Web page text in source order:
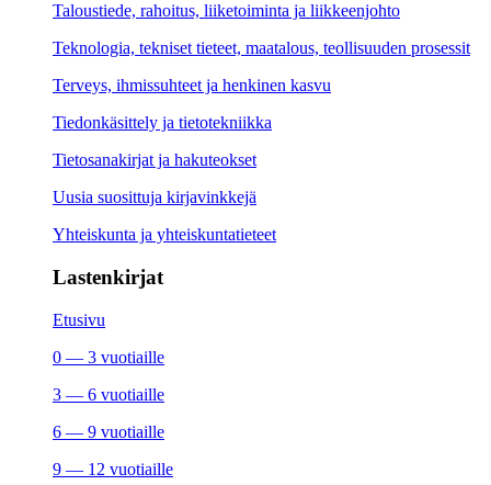
Taloustiede, rahoitus, liiketoiminta ja liikkeenjohto
Teknologia, tekniset tieteet, maatalous, teollisuuden prosessit
Terveys, ihmissuhteet ja henkinen kasvu
Tiedonkäsittely ja tietotekniikka
Tietosanakirjat ja hakuteokset
Uusia suosittuja kirjavinkkejä
Yhteiskunta ja yhteiskuntatieteet
Lastenkirjat
Etusivu
0 — 3 vuotiaille
3 — 6 vuotiaille
6 — 9 vuotiaille
9 — 12 vuotiaille